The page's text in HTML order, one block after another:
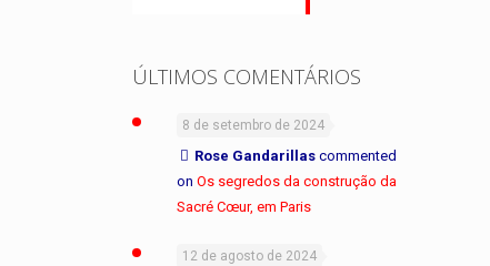
ÚLTIMOS COMENTÁRIOS
8 de setembro de 2024
Rose Gandarillas commented
onOs segredos da construção da
Sacré Cœur, em Paris
12 de agosto de 2024